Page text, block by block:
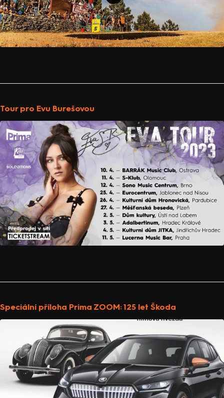
Tour pro Evu Burešovou
Speciální příloha Prima ZOOM: 125 let Škoda